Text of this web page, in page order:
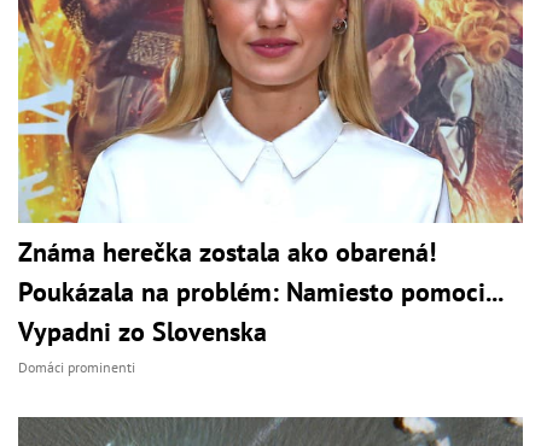
Známa herečka zostala ako obarená!
Poukázala na problém: Namiesto pomoci...
Vypadni zo Slovenska
Domáci prominenti